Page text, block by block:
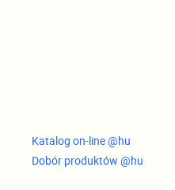
Katalog on-line @hu
Dobór produktów @hu